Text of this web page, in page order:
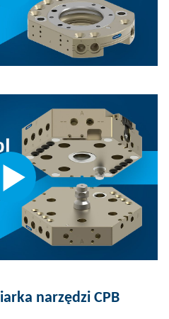
narzędzi CPB​